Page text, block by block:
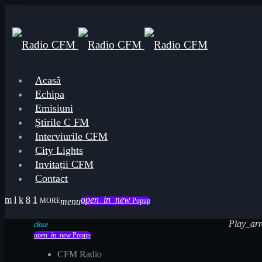
Acasă
Echipa
Emisiuni
Știrile C FM
Interviurile CFM
City Lights
Invitații CFM
Contact
menuopen_in_new Popup
close
open_in_new Popup
CFM Radio